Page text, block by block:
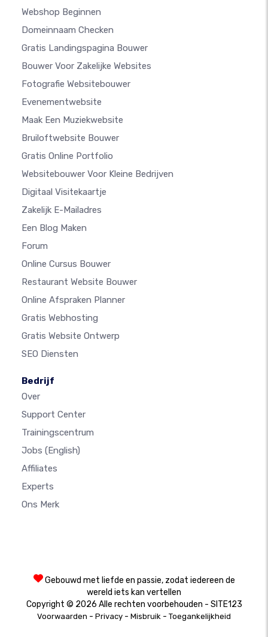
Webshop Beginnen
Domeinnaam Checken
Gratis Landingspagina Bouwer
Bouwer Voor Zakelijke Websites
Fotografie Websitebouwer
Evenementwebsite
Maak Een Muziekwebsite
Bruiloftwebsite Bouwer
Gratis Online Portfolio
Websitebouwer Voor Kleine Bedrijven
Digitaal Visitekaartje
Zakelijk E-Mailadres
Een Blog Maken
Forum
Online Cursus Bouwer
Restaurant Website Bouwer
Online Afspraken Planner
Gratis Webhosting
Gratis Website Ontwerp
SEO Diensten
Bedrijf
Over
Support Center
Trainingscentrum
Jobs (English)
Affiliates
Experts
Ons Merk
Gebouwd met liefde en passie, zodat iedereen de
wereld iets kan vertellen
Copyright © 2026 Alle rechten voorbehouden - SITE123
Voorwaarden - Privacy - Misbruik - Toegankelijkheid